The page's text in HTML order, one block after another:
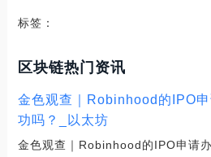
标签：
区块链热门资讯
金色观查｜Robinhood的IPO
功吗？_以太坊
金色观查｜Robinhood的IPO申请